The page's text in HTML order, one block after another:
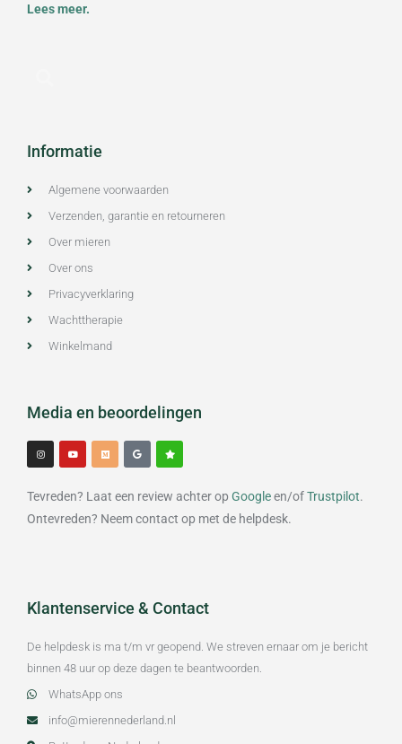
Lees meer.
Informatie
Algemene voorwaarden
Verzenden, garantie en retourneren
Over mieren
Over ons
Privacyverklaring
Wachttherapie
Winkelmand
Media en beoordelingen
I
n
s
t
r
m
Y
o
t
e
M
e
d
i
G
o
o
g
S
t
a
r
Tevreden? Laat een review achter op Googleen/ofTrustpilot.
Ontevreden? Neem contact op met de helpdesk.
Klantenservice & Contact
De helpdesk is ma t/m vr geopend. We streven ernaar om je bericht
binnen 48 uur op deze dagen te beantwoorden.
WhatsApp ons
info@mierennederland.nl